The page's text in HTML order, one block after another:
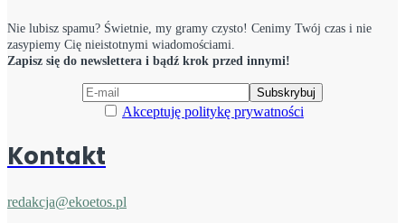
Nie lubisz spamu? Świetnie, my gramy czysto! Cenimy Twój czas i nie
zasypiemy Cię nieistotnymi wiadomościami.
Zapisz się do newslettera i bądź krok przed innymi!
Akceptuję politykę prywatności
Kontakt
redakcja@ekoetos.pl